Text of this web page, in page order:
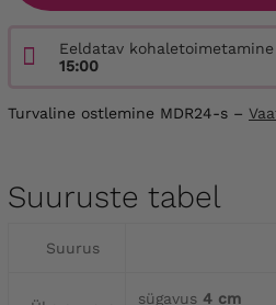
Eeldatav kohaletoimetamine
15:00
Turvaline ostlemine MDR24-s –
Suuruste tabel
Suurus
sügavus 4 cm